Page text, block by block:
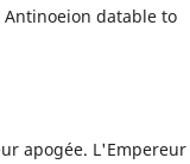
datable to
apogée. L'Empereur